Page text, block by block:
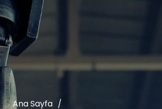
Ana Sayfa /